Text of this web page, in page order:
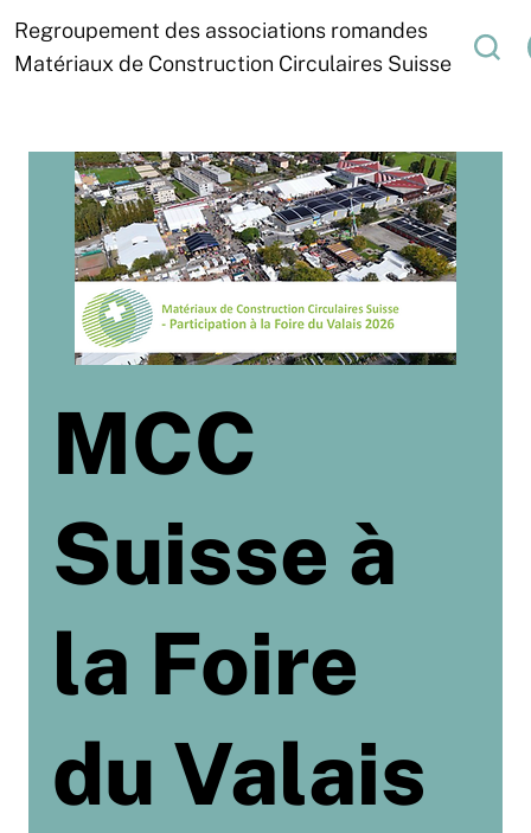
Regroupement des associations romandes
Matériaux de Construction Circulaires Suisse
MCC
Suisse à
la Foire
du Valais